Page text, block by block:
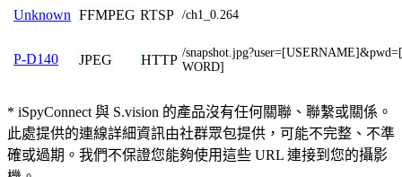
Unknown FFMPEG RTSP /ch1_0.264
P-D140 JPEG HTTP /
WORD]
* iSpyConnect 與 S.vision 的產品沒有任何關聯、聯繫或關係。
此處提供的連線詳細資訊由社群眾包提供，可能不完整、不準
確或過期。我們不保證您能夠使用這些 URL 連接到您的攝影